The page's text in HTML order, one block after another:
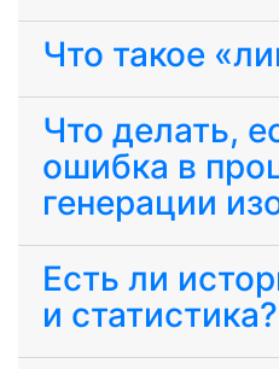
Что такое
Что делать,
ошибка в
генерации
Есть ли
и статистика?